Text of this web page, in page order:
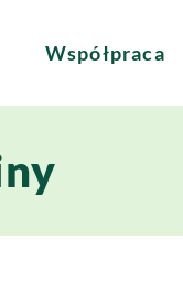
Współpraca